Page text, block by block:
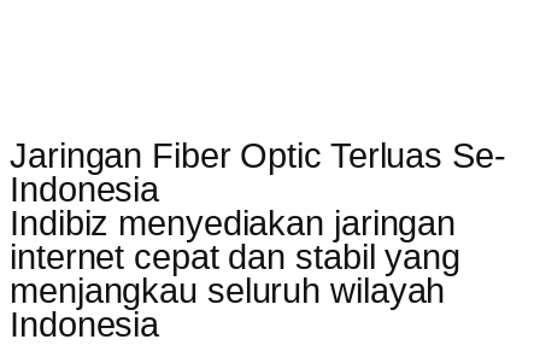
Jaringan Fiber Optic Terluas Se-
Indonesia
Indibiz menyediakan jaringan
internet cepat dan stabil yang
menjangkau seluruh wilayah
Indonesia